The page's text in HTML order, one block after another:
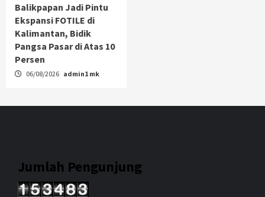
Balikpapan Jadi Pintu
Ekspansi FOTILE di
Kalimantan, Bidik
Pangsa Pasar di Atas 10
Persen
06/08/2026 admin1 mk
Jumlah Pengunjung